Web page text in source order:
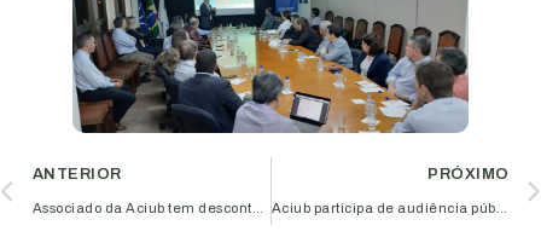
ANTERIOR PRÓXIMO